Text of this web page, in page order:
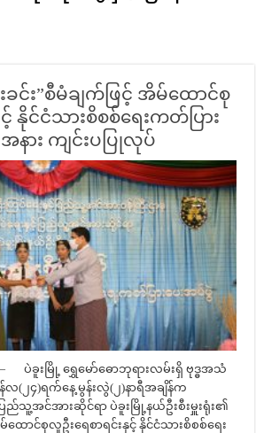
ခင်း”စီမံချက်ဖြင့် အိမ်ထောင်စု
နိုင်ငံသားစိစစ်ရေးကတ်ပြား
နား ကျင်းပပြုလုပ်
ခူးမြို့ ရွှေမော်ဓောဘုရားလမ်းရှိ ဗုဒ္ဓအသံ
လ(၂၄)ရက်နေ့ မွန်းလွဲ(၂)နာရီအချိန်က
ြည်သူ့အင်အားဆိုင်ရာ ပဲခူးမြို့နယ်ဦးစီးမှူးရုံး၏
မ်ထောင်စုလူဦးရေစာရင်းနှင့် နိုင်ငံသားစိစစ်ရေး